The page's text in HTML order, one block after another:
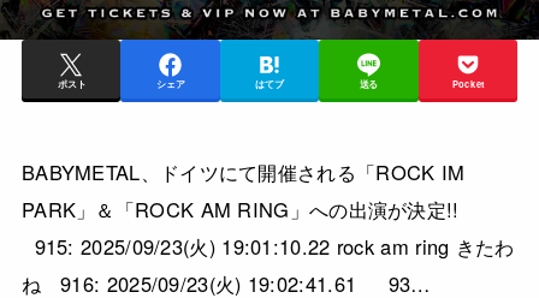
ポスト シェア はてブ 送る Pocket
BABYMETAL、ドイツにて開催される「ROCK IM
PARK」＆「ROCK AM RING」への出演が決定!!
915: 2025/09/23(火) 19:01:10.22 rock am ring きたわ
ね 916: 2025/09/23(火) 19:02:41.61 93…